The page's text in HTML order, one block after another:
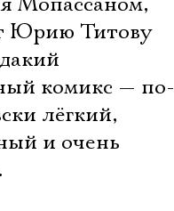
Юрию Титову
комикс — по-
лёгкий,
и очень